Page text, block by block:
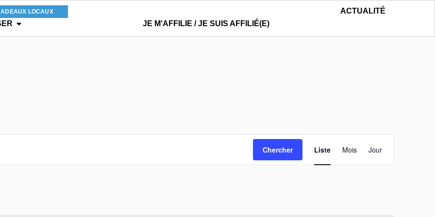
LOCAUX
JE M'AFFILIE / JE SUIS AFFILIÉ(E)
ACTUALITÉ
Chercher
de
Liste Mois Jour